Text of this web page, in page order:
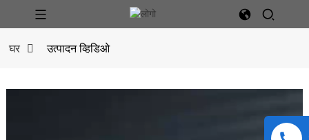
घर उत्पादन व्हिडिओ